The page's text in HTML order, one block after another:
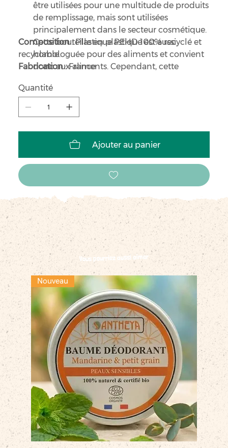
être utilisées pour une multitude de produits
de remplissage, mais sont utilisées
principalement dans le secteur cosmétique.
Cette bouteille en plastique est aussi
homologuée pour des aliments et convient
donc aux aliments. Cependant, cette
première ouverture.
Bouchon Flip Top noir avec filetage 24/410 et
cône d’étanchéité.
seule main et conviennent donc
parfaitement pour les bouteilles à
shampooing ou pour toutes les utilisations
dans le bain ou la douche, par ex. pour le gel
douche.
Composition: Plastique PEHD 100% recyclé et
recyclable.
Fabrication: France
Quantité
Ajouter au panier
Vous pourriez aussi aimer
Nouveau